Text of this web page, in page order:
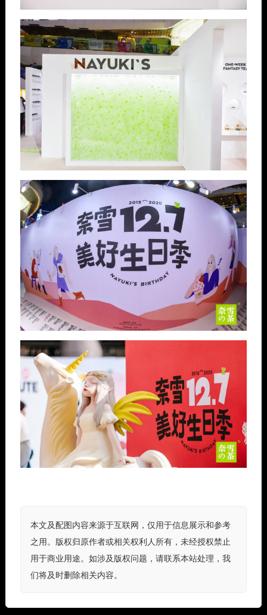
本文及配图内容来源于互联网，仅用于信息展示和参考
之用。版权归原作者或相关权利人所有，未经授权禁止
用于商业用途。如涉及版权问题，请联系本站处理，我
们将及时删除相关内容。